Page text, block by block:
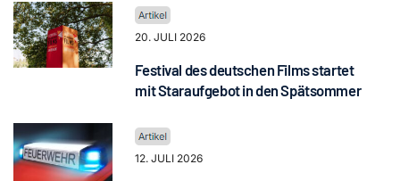
20. JULI 2026
Festival des deutschen Films startet
mit Staraufgebot in den Spätsommer
12. JULI 2026